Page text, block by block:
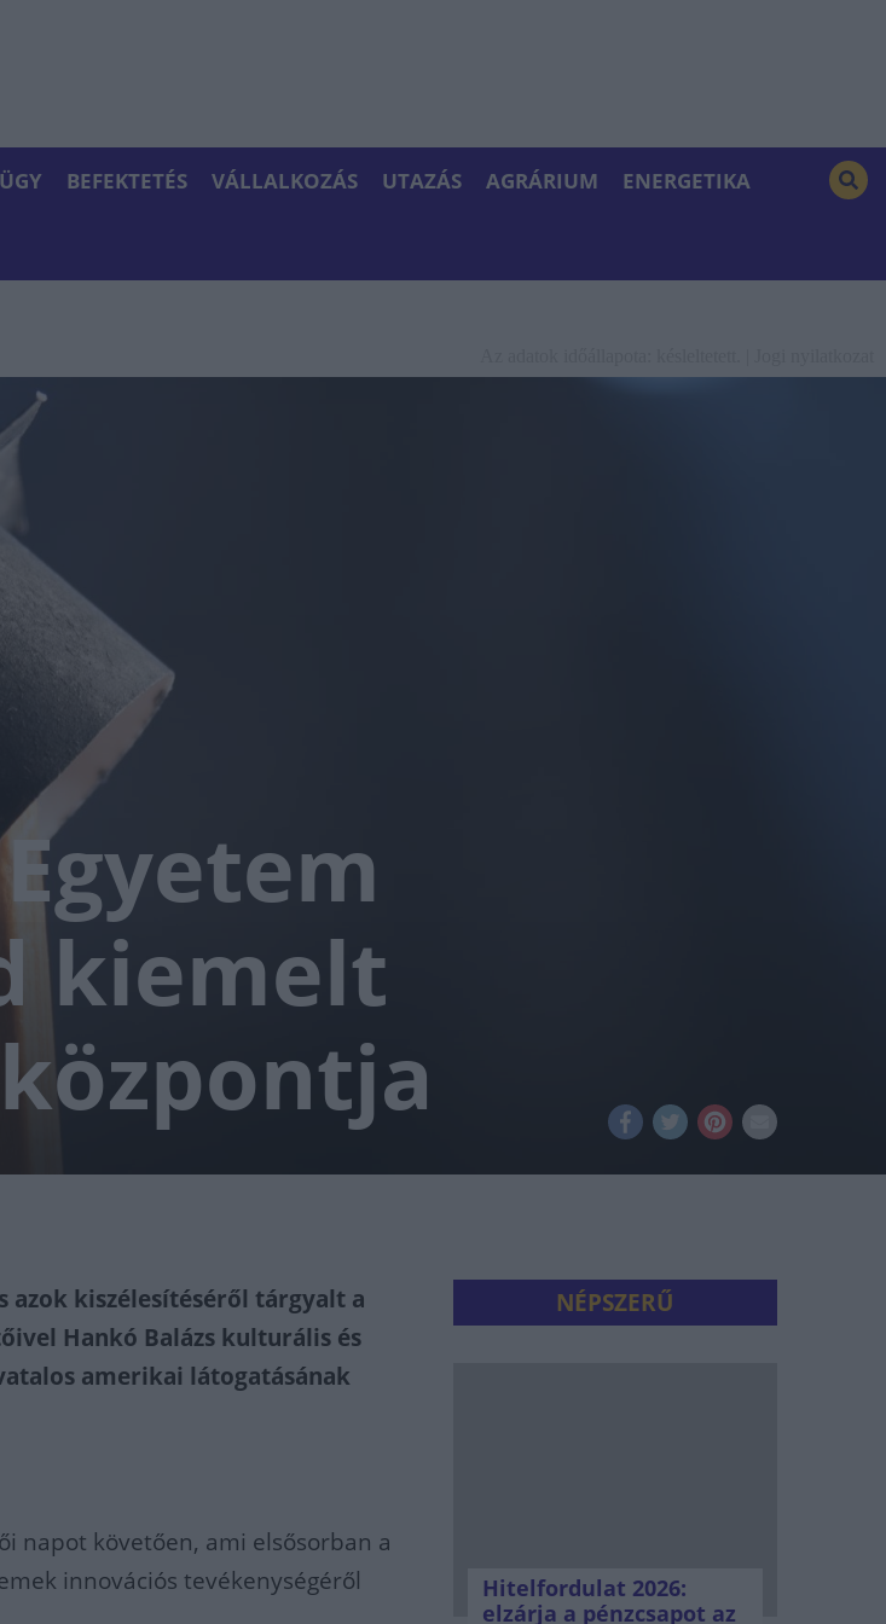
BEFEKTETÉS VÁLLALKOZÁS UTAZÁS AGRÁRIUM ENERGETIKA
kiemelt
azok kiszélesítéséről tárgyalt a
Hankó Balázs kulturális és
amerikai látogatásának
napot követően, ami elsősorban a
innovációs tevékenységéről
NÉPSZERŰ
Hitelfordulat 2026:
elzárja a pénzcsapot az